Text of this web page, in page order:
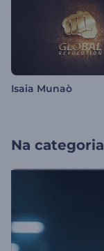
Isaia Munaò
Na categoria